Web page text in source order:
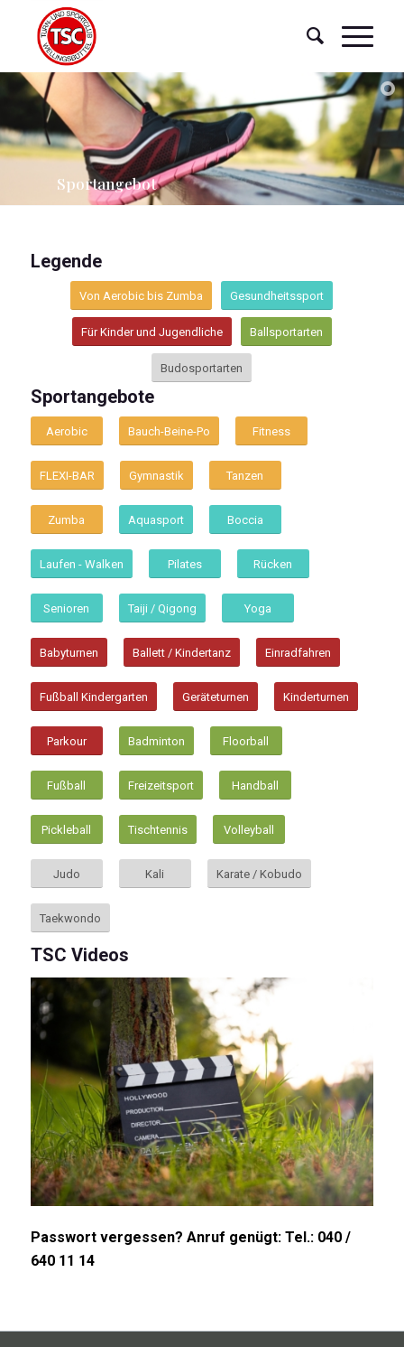
Sportangebot
Legende
Von Aerobic bis Zumba Gesundheitssport
Für Kinder und Jugendliche Ballsportarten
Budosportarten
Sportangebote
Aerobic Bauch-Beine-Po Fitness
FLEXI-BAR Gymnastik Tanzen
Zumba Aquasport Boccia
Laufen - Walken Pilates Rücken
Senioren Taiji / Qigong Yoga
Babyturnen Ballett / Kindertanz Einradfahren
Fußball Kindergarten Geräteturnen Kinderturnen
Parkour Badminton Floorball
Fußball Freizeitsport Handball
Pickleball Tischtennis Volleyball
Judo Kali Karate / Kobudo
Taekwondo
TSC Videos
Passwort vergessen? Anruf genügt: Tel.: 040 /
640 11 14